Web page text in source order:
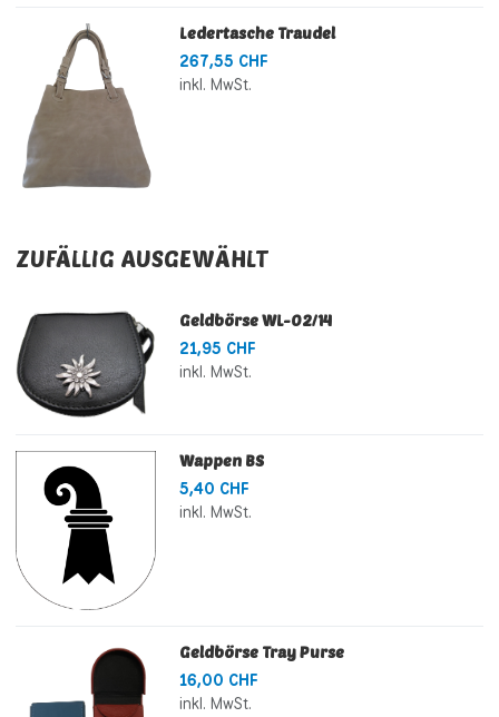
Ledertasche Traudel
267,55 CHF
inkl. MwSt.
ZUFÄLLIG AUSGEWÄHLT
Geldbörse WL-02/14
21,95 CHF
inkl. MwSt.
Wappen BS
5,40 CHF
inkl. MwSt.
Geldbörse Tray Purse
16,00 CHF
inkl. MwSt.